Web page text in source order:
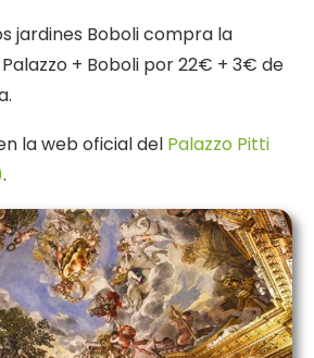
jardines Boboli compra la
+ Boboli por 22€ + 3€ de
la web oficial del Palazzo Pitti
.